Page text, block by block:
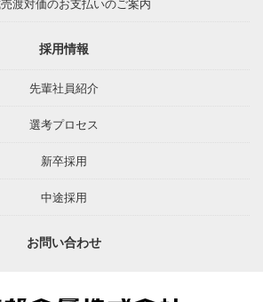
採用情報
先輩社員紹介
選考プロセス
新卒採用
中途採用
お問い合わせ